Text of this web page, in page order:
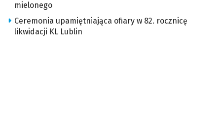
mielonego
Ceremonia upamiętniająca ofiary w 82. rocznicę
likwidacji KL Lublin